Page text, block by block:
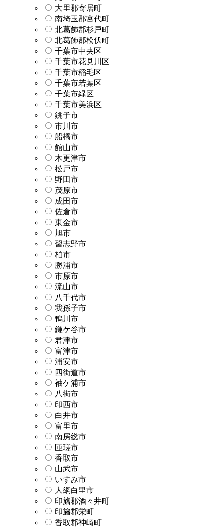
大里郡寄居町
南埼玉郡宮代町
北葛飾郡杉戸町
北葛飾郡松伏町
千葉市中央区
千葉市花見川区
千葉市稲毛区
千葉市若葉区
千葉市緑区
千葉市美浜区
銚子市
市川市
船橋市
館山市
木更津市
松戸市
野田市
茂原市
成田市
佐倉市
東金市
旭市
習志野市
柏市
勝浦市
市原市
流山市
八千代市
我孫子市
鴨川市
鎌ケ谷市
君津市
富津市
浦安市
四街道市
袖ケ浦市
八街市
印西市
白井市
富里市
南房総市
匝瑳市
香取市
山武市
いすみ市
大網白里市
印旛郡酒々井町
印旛郡栄町
香取郡神崎町